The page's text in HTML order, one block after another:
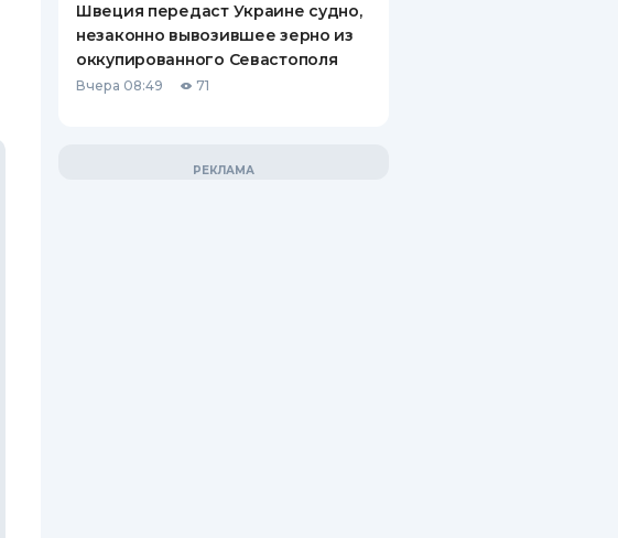
Швеция передаст Украине судно,
незаконно вывозившее зерно из
оккупированного Севастополя
Вчера 08:49 71